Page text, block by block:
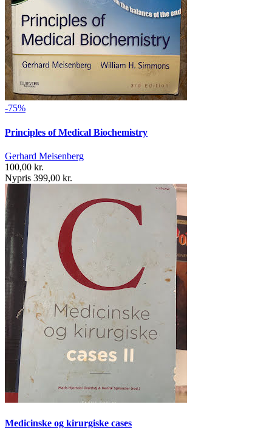
-75%
Principles of Medical Biochemistry
Gerhard Meisenberg
100,00 kr.
Nypris 399,00 kr.
Medicinske og kirurgiske cases